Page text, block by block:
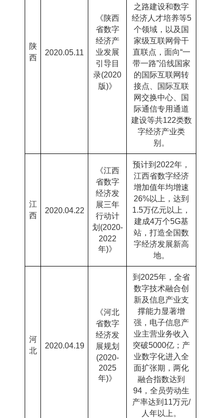
陕
西
2020.05.11
《陕西
省数字
经济产
业发展
引导目
录(2020
版)》
之路建设和数字
经济人才培养等5
个领域，以及国
家级互联网骨干
直联点，面向“一
带一路”沿线国家
的国际互联网转
接点、国际互联
网交换中心、国
际通信专用通道
建设等共122类数
字经济产业类
别。
江
西
2020.04.22
《江西
省数字
经济发
展三年
行动计
划 (2020-
2022
年)》
预计到 2022年，
江西省数字经济
增加值年均增速
26%以上，达到
1.5万亿元以上，
建成4万个5G基
站，打造全国数
字经济发展新高
地。
河
北
2020.04.19
《河北
省数字
经济发
展规划
(2020-
2025
年)》
到 2025年，全省
数字技术融合创
新及信息产业支
撑能力显著增
强，电子信息产
业主营业务收入
突破5000亿；产
业数字化进入全
面扩张期，两化
融合指数达到
94 ，全员劳动生
产率达到 11万元/
人年以上。